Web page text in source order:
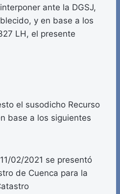
ante la DGSJ,
y en base a los
LH, el presente
el susodicho Recurso
base a los siguientes
02/2021 se presentó
de Cuenca para la